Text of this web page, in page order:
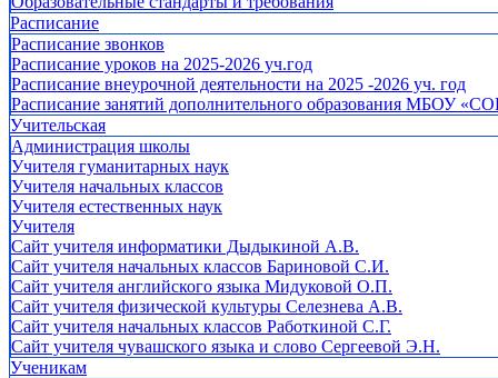
Расписание
Расписание звонков
Расписание уроков на 2025-2026 уч.год
Расписание внеурочной деятельности на 2025 -2026 уч. год
Расписание занятий дополнительного образования МБОУ
Учительская
Администрация школы
Учителя гуманитарных наук
Учителя начальных классов
Учителя естественных наук
Учителя
Cайт учителя информатики Дыдыкиной А.В.
Сайт учителя начальных классов Бариновой С.И.
Сайт учителя английского языка Мидуковой О.П.
Сайт учителя физической культуры Селезнева А.В.
Сайт учителя начальных классов Работкиной С.Г.
Сайт учителя чувашского языка и слово Сергеевой Э.Н.
Ученикам